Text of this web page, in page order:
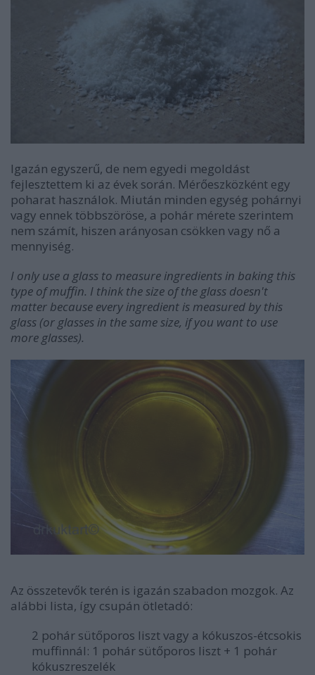
Igazán egyszerű, de nem egyedi megoldást
fejlesztettem ki az évek során. Mérőeszközként egy
poharat használok. Miután minden egység pohárnyi
vagy ennek többszöröse, a pohár mérete szerintem
nem számít, hiszen arányosan csökken vagy nő a
mennyiség.
I only use a glass to measure ingredients in baking this
type of muffin. I think the size of the glass doesn't
matter because every ingredient is measured by this
glass (or glasses in the same size, if you want to use
more glasses).
Az összetevők terén is igazán szabadon mozgok. Az
alábbi lista, így csupán ötletadó:
2 pohár sütőporos liszt vagy a kókuszos-étcsokis
muffinnál: 1 pohár sütőporos liszt + 1 pohár
kókuszreszelék